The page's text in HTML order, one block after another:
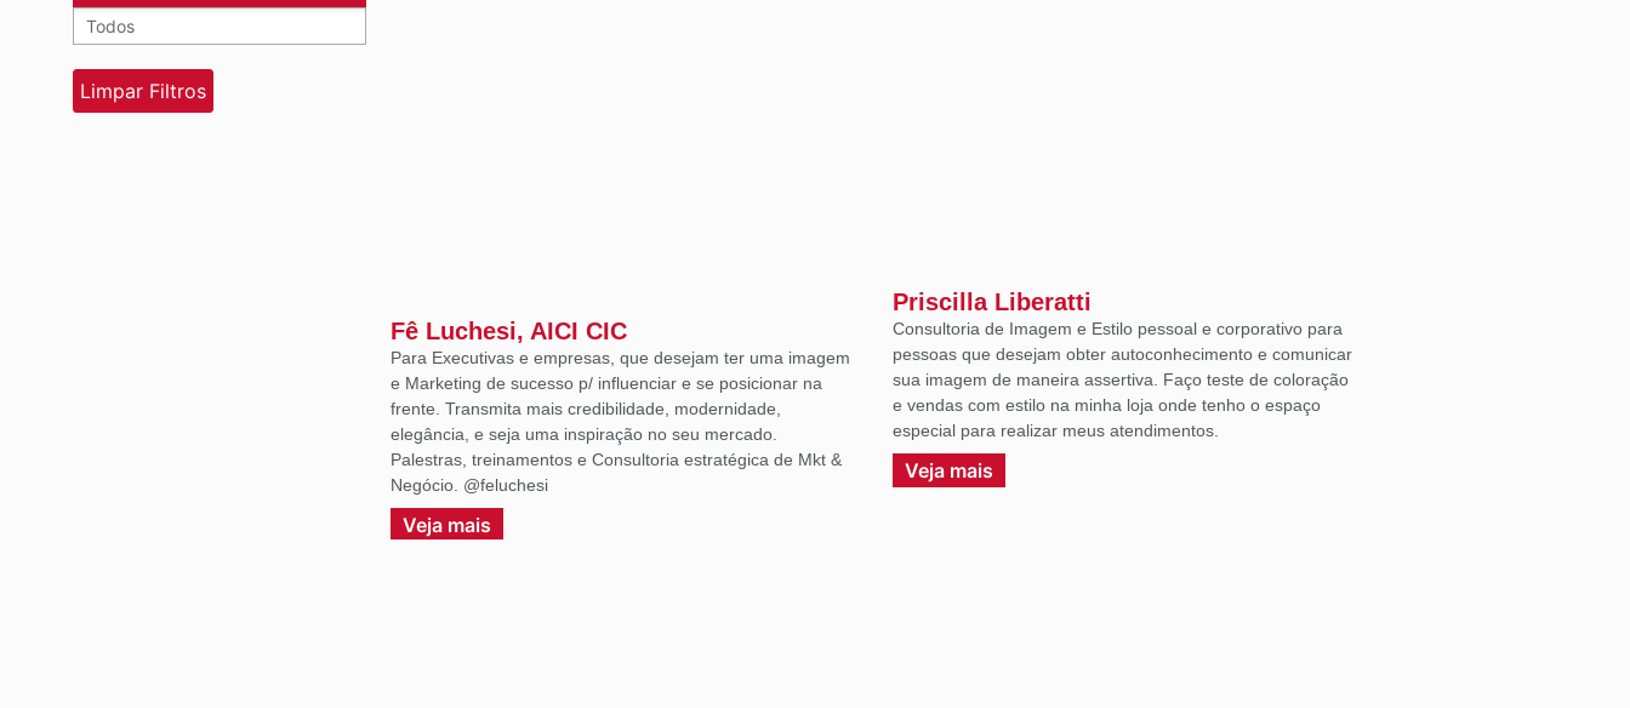
Fê Luchesi, AICI CIC
Para Executivas e empresas, que desejam ter uma imagem
e Marketing de sucesso p/ influenciar e se posicionar na
frente. Transmita mais credibilidade, modernidade,
elegância, e seja uma inspiração no seu mercado.
Palestras, treinamentos e Consultoria estratégica de Mkt &
Negócio. @feluchesi
Veja mais
Priscilla Liberatti
Consultoria de Imagem e Estilo pessoal e corporativo para
pessoas que desejam obter autoconhecimento e comunicar
sua imagem de maneira assertiva. Faço teste de coloração
e vendas com estilo na minha loja onde tenho o espaço
especial para realizar meus atendimentos.
Veja mais